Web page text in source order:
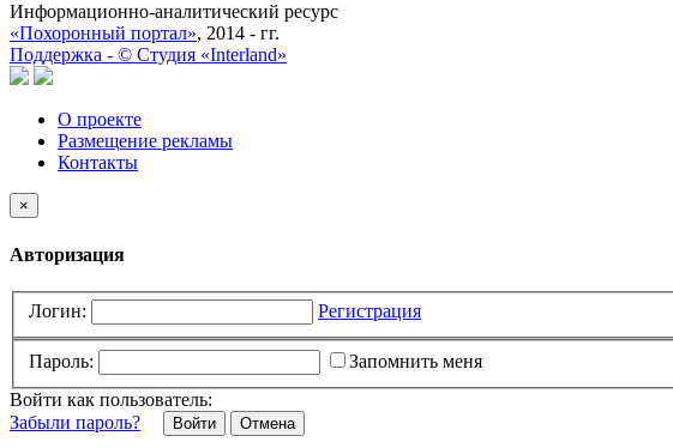
Информационно-аналитический ресурс
«Похоронный портал», 2014 - гг.
Поддержка - © Cтудия «Interland»
О проекте
Размещение рекламы
Контакты
×
Авторизация
Логин: Регистрация
Пароль:
Запомнить меня
Войти как пользователь:
Забыли пароль?
Отмена